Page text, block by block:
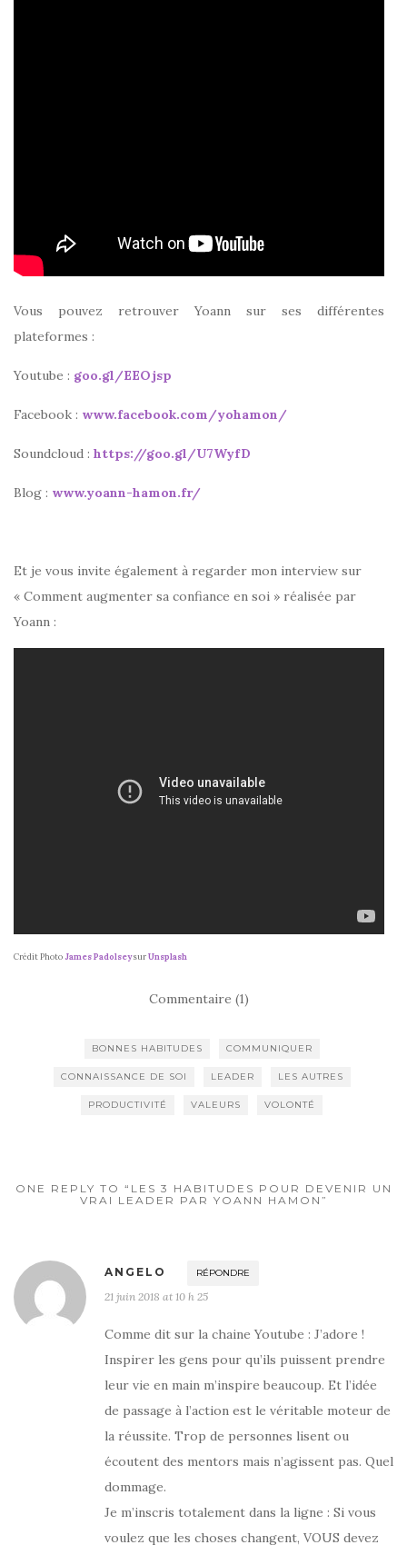
Vous pouvez retrouver Yoann sur ses différentes
plateformes :
Youtube : goo.gl/EEOjsp
Facebook : www.facebook.com/yohamon/
Soundcloud : https://goo.gl/U7WyfD
Blog : www.yoann-hamon.fr/
Et je vous invite également à regarder mon interview sur
« Comment augmenter sa confiance en soi » réalisée par
Yoann :
Crédit Photo James PadolseysurUnsplash
Commentaire (1)
BONNES HABITUDES COMMUNIQUER
CONNAISSANCE DE SOI LEADER LES AUTRES
PRODUCTIVITÉ VALEURS VOLONTÉ
ONE REPLY TO “LES 3 HABITUDES POUR DEVENIR UN
VRAI LEADER PAR YOANN HAMON”
ANGELO RÉPONDRE
21 juin 2018 at 10 h 25
Comme dit sur la chaine Youtube : J’adore !
Inspirer les gens pour qu’ils puissent prendre
leur vie en main m’inspire beaucoup. Et l’idée
de passage à l’action est le véritable moteur de
la réussite. Trop de personnes lisent ou
écoutent des mentors mais n’agissent pas. Quel
dommage.
Je m’inscris totalement dans la ligne : Si vous
voulez que les choses changent, VOUS devez